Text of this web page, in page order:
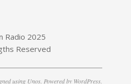
Radio 2025
Reserved
using Unos. Powered by WordPress.